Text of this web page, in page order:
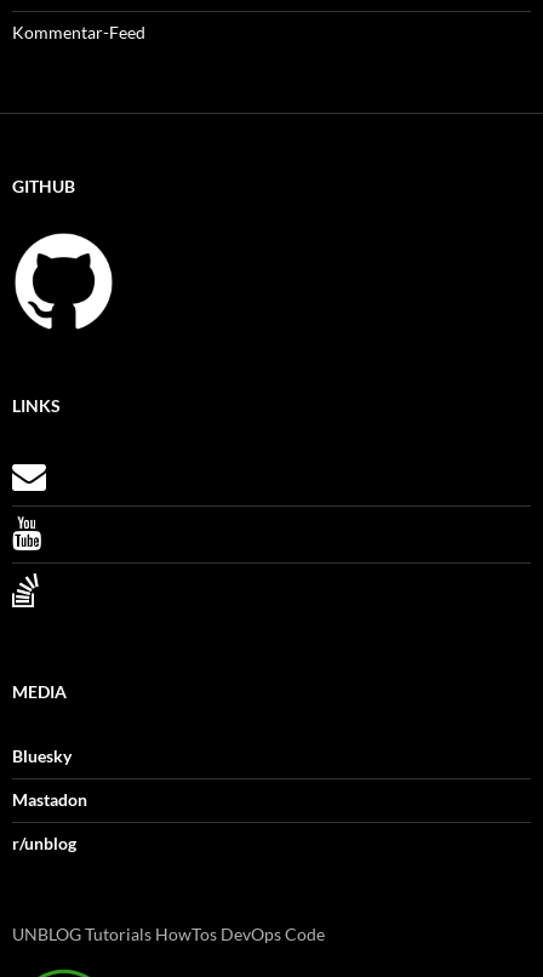
Kommentar-Feed
GITHUB
LINKS
MEDIA
Bluesky
Mastadon
r/unblog
UNBLOG Tutorials HowTos DevOps Code